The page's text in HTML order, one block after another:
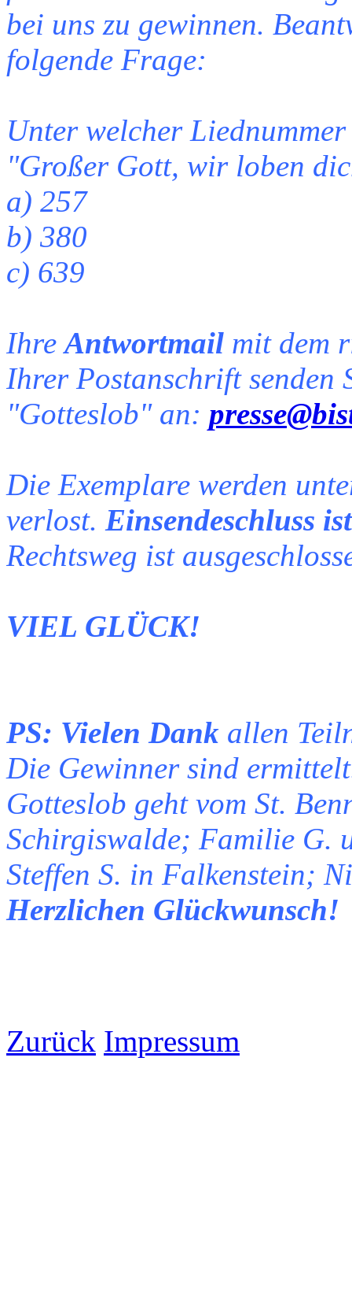
bei uns zu gewinnen.
folgende Frage:
Unter welcher
"Großer Gott, wir loben
a) 257
b) 380
c) 639
IhreAntwortmail mit dem
Ihrer Postanschrift senden
"Gotteslob" an:
Die Exemplare werden
verlost. Einsendeschluss
Rechtsweg ist
VIEL GLÜCK!
PS: Vielen Dank allen
Die Gewinner sind
Gotteslob geht vom St.
Schirgiswalde; Familie G.
Steffen S. in Falkenstein;
Herzlichen Glückwunsch!
Zurück Impressum